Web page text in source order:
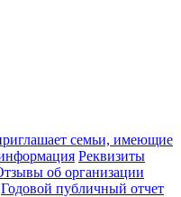
семьи, имеющие
Реквизиты
об организации
Годовой публичный отчет